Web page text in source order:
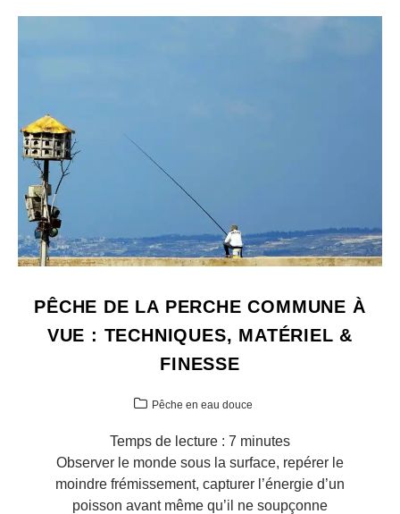
PÊCHE DE LA PERCHE COMMUNE À
VUE : TECHNIQUES, MATÉRIEL &
FINESSE
Pêche en eau douce
Temps de lecture : 7 minutes
Observer le monde sous la surface, repérer le
moindre frémissement, capturer l’énergie d’un
poisson avant même qu’il ne soupçonne